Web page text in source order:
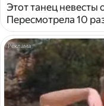
Этот танец невесты
Пересмотрела 10